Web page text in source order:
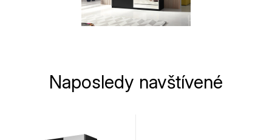
Naposledy navštívené